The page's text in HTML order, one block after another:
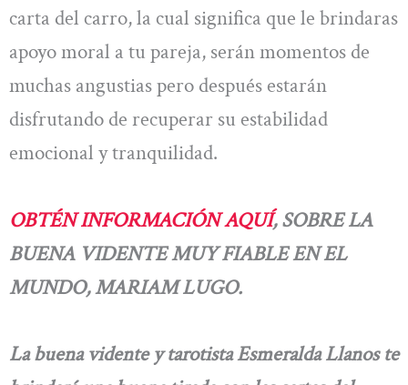
carta del carro, la cual significa que le brindaras
apoyo moral a tu pareja, serán momentos de
muchas angustias pero después estarán
disfrutando de recuperar su estabilidad
emocional y tranquilidad.
OBTÉN INFORMACIÓN AQUÍ, SOBRE LA
BUENA VIDENTE MUY FIABLE EN EL
MUNDO, MARIAM LUGO.
La buena vidente y tarotista Esmeralda Llanos te